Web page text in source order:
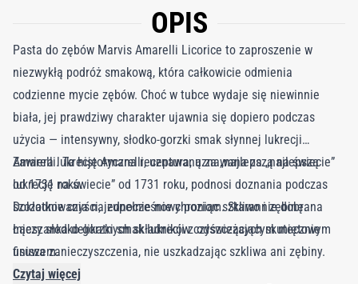
OPIS
Pasta do zębów Marvis Amarelli Licorice to zaproszenie w
niezwykłą podróż smakową, która całkowicie odmienia
codzienne mycie zębów. Choć w tubce wydaje się niewinnie
biała, jej prawdziwy charakter ujawnia się dopiero podczas
użycia — intensywny, słodko-gorzki smak słynnej lukrecji
Amarelli. Ta historyczna receptura, uznawana za „najlepszą
lukrecję na świecie” od 1731 roku, podnosi doznania podczas
szczotkowania na zupełnie nowy poziom. Starannie dobrana
mieszanka delikatnych składników czyszczących skutecznie
usuwa zanieczyszczenia, nie uszkadzając szkliwa ani zębiny.
Pasta jest wzbogacona fluorem i ksylitolem, dzięki czemu nie
Zawiera lukrecję Amarelli, uznawaną za „najlepszą na świecie”
od 1731 roku.
Dokładnie czyści, jednocześnie chroniąc szkliwo i zębinę.
Łączy słodko-gorzki smak lukrecji z odświeżającym miętowym
finiszem.
Czytaj więcej